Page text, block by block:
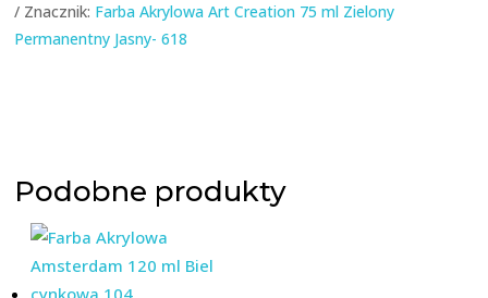
Znacznik: Farba Akrylowa Art Creation 75 ml Zielony
Permanentny Jasny- 618
Podobne produkty